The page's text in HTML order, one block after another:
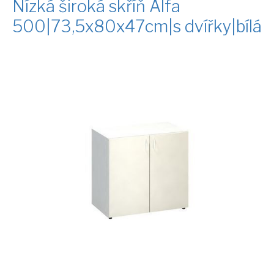
Nízká široká skříň Alfa
500|73,5x80x47cm|s dvířky|bílá